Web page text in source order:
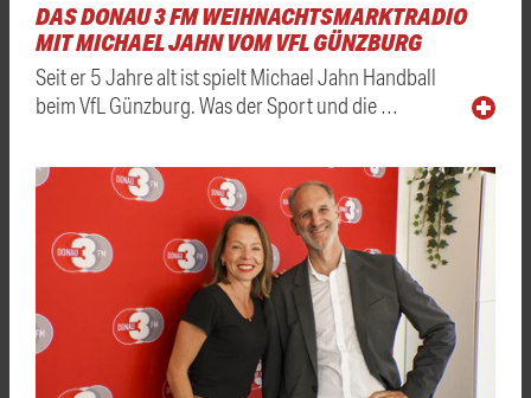
DAS DONAU 3 FM WEIHNACHTSMARKTRADIO
MIT MICHAEL JAHN VOM VFL GÜNZBURG
Seit er 5 Jahre alt ist spielt Michael Jahn Handball
beim VfL Günzburg. Was der Sport und die …